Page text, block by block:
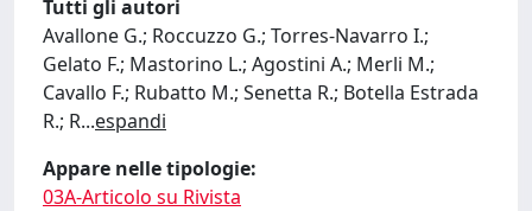
Tutti gli autori
Avallone G.; Roccuzzo G.; Torres-Navarro I.;
Gelato F.; Mastorino L.; Agostini A.; Merli M.;
Cavallo F.; Rubatto M.; Senetta R.; Botella Estrada
R.; R...espandi
Appare nelle tipologie:
03A-Articolo su Rivista